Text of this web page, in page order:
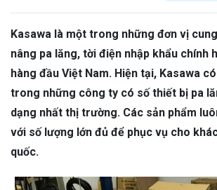
Kasawa là một trong những đơn vị
nâng pa lăng, tời điện nhập khẩu chính
hàng đầu Việt Nam. Hiện tại, Kasawa
trong những công ty có số thiết bị pa
dạng nhất thị trường. Các sản phẩm
với số lượng lớn đủ để phục vụ cho
quốc.